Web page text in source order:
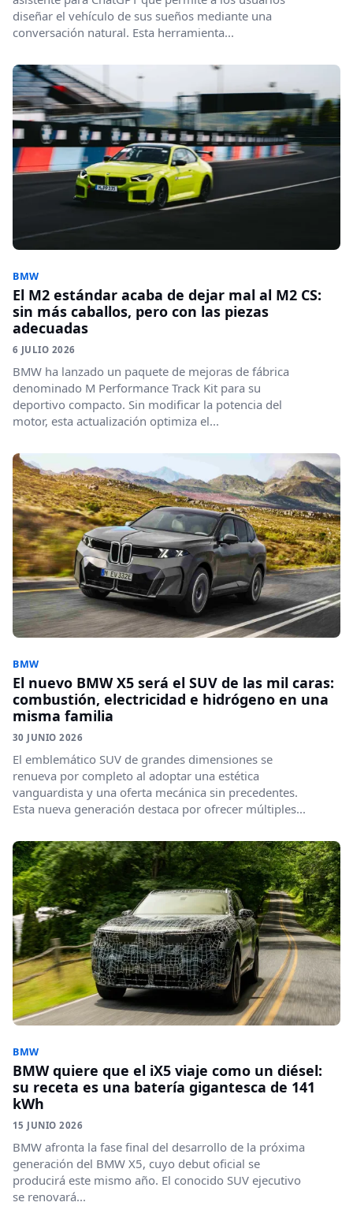
diseñar el vehículo de sus sueños mediante una
conversación natural. Esta herramienta...
BMW
El M2 estándar acaba de dejar mal al M2 CS:
sin más caballos, pero con las piezas
adecuadas
6 JULIO 2026
BMW ha lanzado un paquete de mejoras de fábrica
denominado M Performance Track Kit para su
deportivo compacto. Sin modificar la potencia del
motor, esta actualización optimiza el...
BMW
El nuevo BMW X5 será el SUV de las mil caras:
combustión, electricidad e hidrógeno en una
misma familia
30 JUNIO 2026
El emblemático SUV de grandes dimensiones se
renueva por completo al adoptar una estética
vanguardista y una oferta mecánica sin precedentes.
Esta nueva generación destaca por ofrecer múltiples...
BMW
BMW quiere que el iX5 viaje como un diésel:
su receta es una batería gigantesca de 141
kWh
15 JUNIO 2026
BMW afronta la fase final del desarrollo de la próxima
generación del BMW X5, cuyo debut oficial se
producirá este mismo año. El conocido SUV ejecutivo
se renovará...